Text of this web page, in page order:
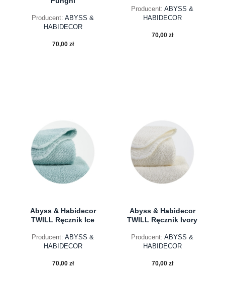
Producent: ABYSS &
HABIDECOR
70,00 zł
do koszyka
Producent: ABYSS &
HABIDECOR
70,00 zł
do koszyka
Abyss & Habidecor
TWILL Ręcznik Ice
Producent: ABYSS &
HABIDECOR
70,00 zł
Abyss & Habidecor
TWILL Ręcznik Ivory
Producent: ABYSS &
HABIDECOR
70,00 zł